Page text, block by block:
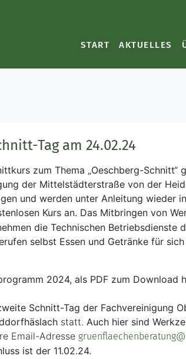
START AKTUELLES
Tag am 24.02.24
zum Thema „Oeschberg-
der Mittelstädterstraße von der
und werden unter Anleitung wieder
Kurs an. Das Mitbringen von
die Technischen Betriebsdienste
selbst Essen und Getränke für
2024, als PDF zum Download
Schnitt-Tag der Fachvereinigung
statt. Auch hier sind
Email-Adresse
ist der 11.02.24.